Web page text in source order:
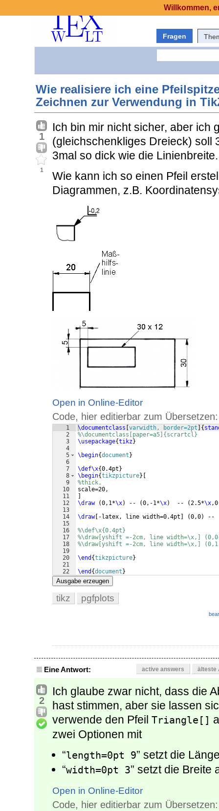
Fragen
Wie realisiere ich eine
Zeichnen zur Verwendung in
1
1
Ich bin mir nicht sicher, aber ich
(gleichschenkliges Dreieck) soll
3mal so dick wie die Linienbreite.
Wie kann ich so einen Pfeil
Diagrammen, z.B.
Open in Online-Editor
Code, hier editierbar zum Übersetzen:
1
2
3
4
5
6
7
8
9
10
11
12
13
14
15
16
17
18
19
20
21
22
\documentclass varwidth, border=2pt {
%\documentclass[paper=a5]{scrartcl}
\usepackage{tikz}
\begin{document }
\def\x{0.4pt }
\begin{tikzpicture}
%thick,
scale=20,
\draw
(0,1*\x) -- (0,-1*\x)
  --
(2.5*\x,0
\draw[ -latex, line width=0.4pt (0,0) --
%\def\x{0.4pt}
%\draw[yshift =-2cm, line width=\x,]
%\draw[yshift =-2cm, line width=\x,]
\end {tikzpicture}
\end {document }
Ausgabe erzeugen
tikz pgfplots
Eine Antwort: active answers älteste
2
Ich glaube zwar nicht, dass die
hast stimmen, aber sie lassen
verwende den Pfeil Triangle[]
zwei Optionen mit
“length=0pt 9” setzt die
“width=0pt 3” setzt die Breite
Open in Online-Editor
Code, hier editierbar zum Übersetzen:
Willkommen,